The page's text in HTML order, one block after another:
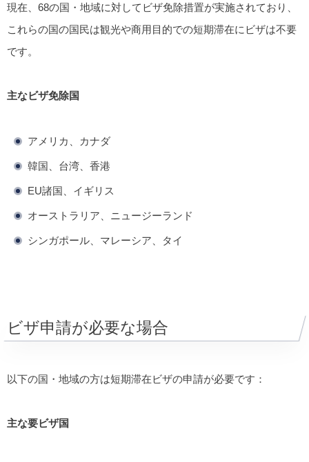
現在、68の国・地域に対してビザ免除措置が実施されており、
これらの国の国民は観光や商用目的での短期滞在にビザは不要
です。
主なビザ免除国
アメリカ、カナダ
韓国、台湾、香港
EU諸国、イギリス
オーストラリア、ニュージーランド
シンガポール、マレーシア、タイ
ビザ申請が必要な場合
以下の国・地域の方は短期滞在ビザの申請が必要です：
主な要ビザ国